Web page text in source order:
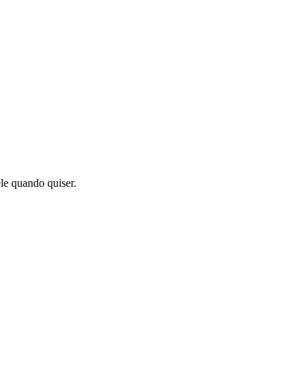
quando quiser.